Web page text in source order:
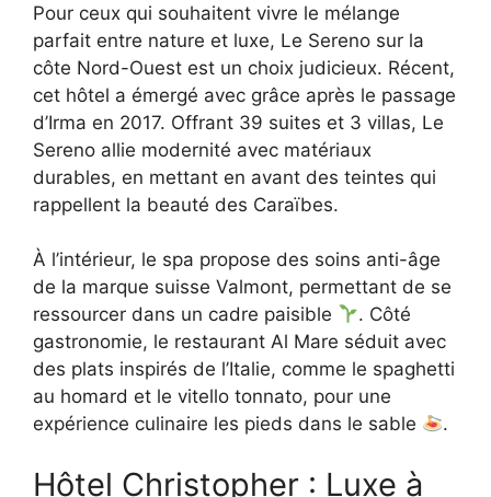
Pour ceux qui souhaitent vivre le mélange
parfait entre nature et luxe, Le Sereno sur la
côte Nord-Ouest est un choix judicieux. Récent,
cet hôtel a émergé avec grâce après le passage
d’Irma en 2017. Offrant 39 suites et 3 villas, Le
Sereno allie modernité avec matériaux
durables, en mettant en avant des teintes qui
rappellent la beauté des Caraïbes.
À l’intérieur, le spa propose des soins anti-âge
de la marque suisse Valmont, permettant de se
ressourcer dans un cadre paisible
. Côté
gastronomie, le restaurant Al Mare séduit avec
des plats inspirés de l’Italie, comme le spaghetti
au homard et le vitello tonnato, pour une
expérience culinaire les pieds dans le sable
.
Hôtel Christopher : Luxe à